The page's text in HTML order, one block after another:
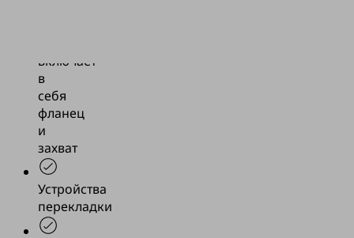
включает
в
себя
фланец
и
захват
Устройства
перекладки